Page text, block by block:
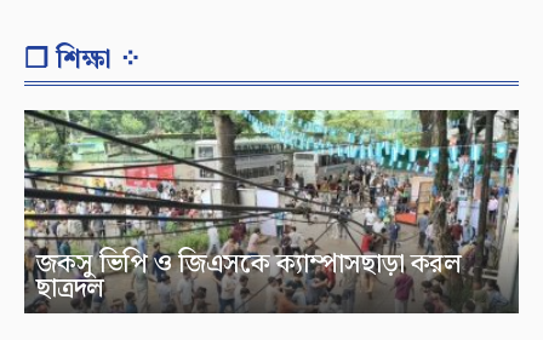
❐ শিক্ষা ⁘
জকসু ভিপি ও জিএসকে ক্যাম্পাসছাড়া করল
ছাত্রদল